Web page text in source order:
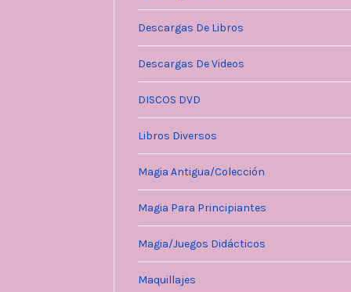
Descargas De Libros
Descargas De Videos
DISCOS DVD
Libros Diversos
Magia Antigua/Colección
Magia Para Principiantes
Magia/Juegos Didácticos
Maquillajes